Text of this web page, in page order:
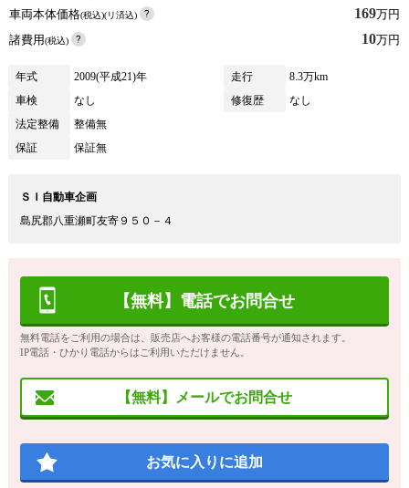
車両本体価格(税込)(リ済込) 169万円
諸費用(税込) 10万円
年式 2009(平成21)年 走行
8.3万km
車検
なし 修復歴
なし
法定整備
整備無
保証
保証無
ＳＩ自動車企画
島尻郡八重瀬町友寄９５０－４
【無料】電話でお問合せ
無料電話をご利用の場合は、販売店へお客様の電話番号が通知されます。
IP電話・ひかり電話からはご利用いただけません。
【無料】メールでお問合せ
お気に入りに追加